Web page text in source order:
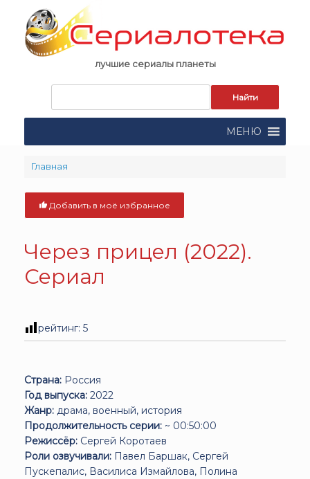
content
лучшие сериалы планеты
поиска:
МЕНЮ
Главная
Добавить в моё избранное
Через прицел (2022).
Сериал
рейтинг: 5
Страна: Россия
Год выпуска: 2022
Жанр: драма, военный, история
Продолжительность серии: ~ 00:50:00
Режиссёр: Сергей Коротаев
Роли озвучивали: Павел Баршак, Сергей
Пускепалис, Василиса Измайлова, Полина